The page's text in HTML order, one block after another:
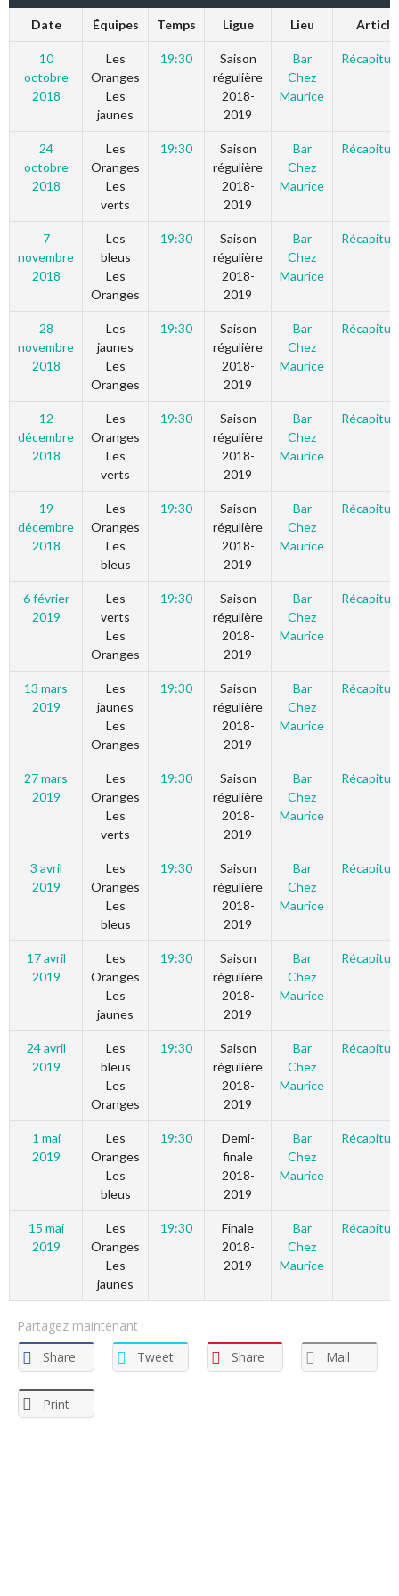
Date Équipes Temps Ligue Lieu Article
10
octobre
2018
Les
Oranges
Les
jaunes
19:30
Saison
régulière
2018-
2019
Bar
Chez
Maurice
24
octobre
2018
Les
Oranges
Les
verts
19:30
Saison
régulière
2018-
2019
Bar
Chez
Maurice
7
novembre
2018
Les
bleus
Les
Oranges
19:30
Saison
régulière
2018-
2019
Bar
Chez
Maurice
28
novembre
2018
Les
jaunes
Les
Oranges
19:30
Saison
régulière
2018-
2019
Bar
Chez
Maurice
12
décembre
2018
Les
Oranges
Les
verts
19:30
Saison
régulière
2018-
2019
Bar
Chez
Maurice
19
décembre
2018
Les
Oranges
Les
bleus
19:30
Saison
régulière
2018-
2019
Bar
Chez
Maurice
6 février
2019
Les
verts
Les
Oranges
19:30
Saison
régulière
2018-
2019
Bar
Chez
Maurice
13 mars
2019
Les
jaunes
Les
Oranges
19:30
Saison
régulière
2018-
2019
Bar
Chez
Maurice
27 mars
2019
Les
Oranges
Les
verts
19:30
Saison
régulière
2018-
2019
Bar
Chez
Maurice
3 avril
2019
Les
Oranges
Les
bleus
19:30
Saison
régulière
2018-
2019
Bar
Chez
Maurice
17 avril
2019
Les
Oranges
Les
jaunes
19:30
Saison
régulière
2018-
2019
Bar
Chez
Maurice
24 avril
2019
Les
bleus
Les
Oranges
19:30
Saison
régulière
2018-
2019
Bar
Chez
Maurice
1 mai
2019
Les
Oranges
Les
bleus
19:30
Demi-
finale
2018-
2019
Bar
Chez
Maurice
15 mai
2019
Les
Oranges
Les
jaunes
19:30
Finale
2018-
2019
Bar
Chez
Maurice
Partagez maintenant !
Share
Tweet Share Mail
Print